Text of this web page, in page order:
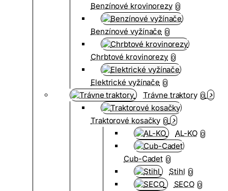
Benzínové krovinorezy 0
Benzínové vyžínače 0
Chrbtové krovinorezy 0
Elektrické vyžínače 0
Trávne traktory 0
Traktorové kosačky 0
AL-KO 0
Cub-Cadet 0
Stihl 0
SECO 0